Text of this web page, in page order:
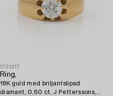
1731217
Ring,
18K guld med briljantslipad
diamant, 0,60 ct, J Petterssons,